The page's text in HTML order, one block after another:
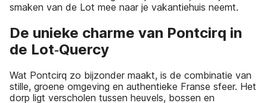
smaken van de Lot mee naar je vakantiehuis neemt.
De unieke charme van Pontcirq in
de Lot‑Quercy
Wat Pontcirq zo bijzonder maakt, is de combinatie van
stille, groene omgeving en authentieke Franse sfeer. Het
dorp ligt verscholen tussen heuvels, bossen en